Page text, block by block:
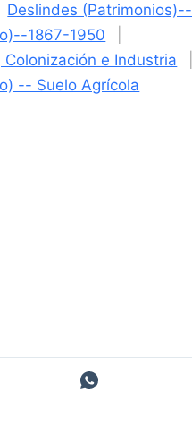
Deslindes (Patrimonios)--
1867-1950
e Industria
-- Suelo Agrícola